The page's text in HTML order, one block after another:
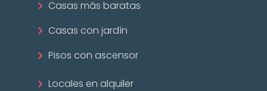
Casas más baratas
Casas con jardín
Pisos con ascensor
Locales en alquiler